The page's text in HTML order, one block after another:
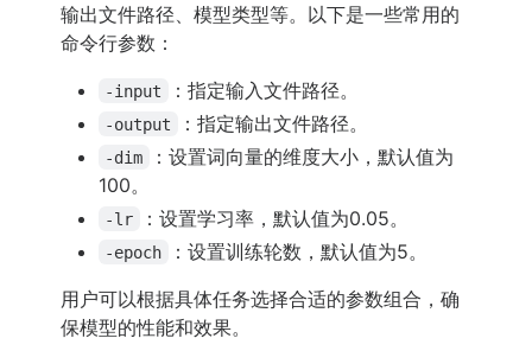
输出文件路径、模型类型等。以下是一些常用的
命令行参数：
-input ：指定输入文件路径。
-output ：指定输出文件路径。
-dim
：设置词向量的维度大小，默认值为
100。
-lr ：设置学习率，默认值为0.05。
-epoch
：设置训练轮数，默认值为5。
用户可以根据具体任务选择合适的参数组合，确
保模型的性能和效果。